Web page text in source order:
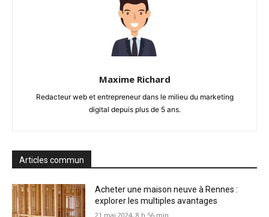
Maxime Richard
Redacteur web et entrepreneur dans le milieu du marketing
digital depuis plus de 5 ans.
Articles commun
Acheter une maison neuve à Rennes :
explorer les multiples avantages
21 mai 2024, 8 h 56 min